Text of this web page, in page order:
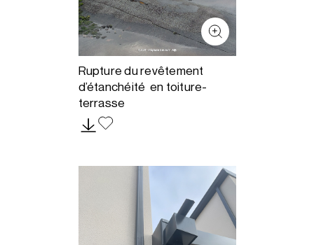
Rupture du revêtement
d’étanchéité en toiture-
terrasse